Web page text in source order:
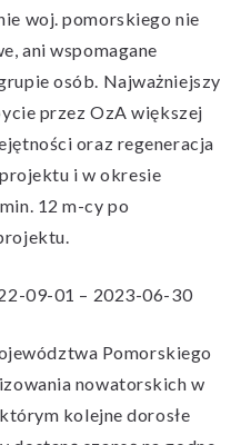
woj. pomorskiego nie
ani wspomagane
osób. Najważniejszy
przez OzA większej
oraz regeneracja
i w okresie
12 m-cy po
09-01 – 2023-06-30
Pomorskiego
nowatorskich w
kolejne dorosłe